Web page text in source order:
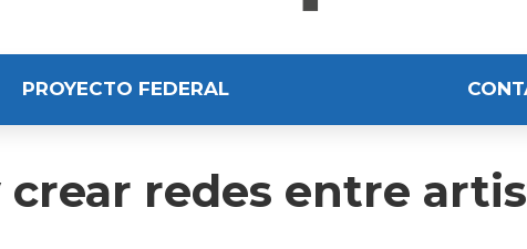
PROYECTO FEDERAL
redes entre